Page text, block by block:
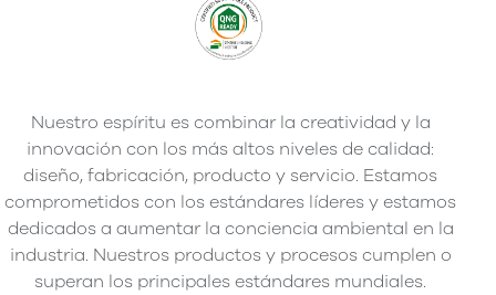
Nuestro espíritu es combinar la creatividad y la
innovación con los más altos niveles de calidad:
diseño, fabricación, producto y servicio. Estamos
comprometidos con los estándares líderes y estamos
dedicados a aumentar la conciencia ambiental en la
industria. Nuestros productos y procesos cumplen o
superan los principales estándares mundiales.